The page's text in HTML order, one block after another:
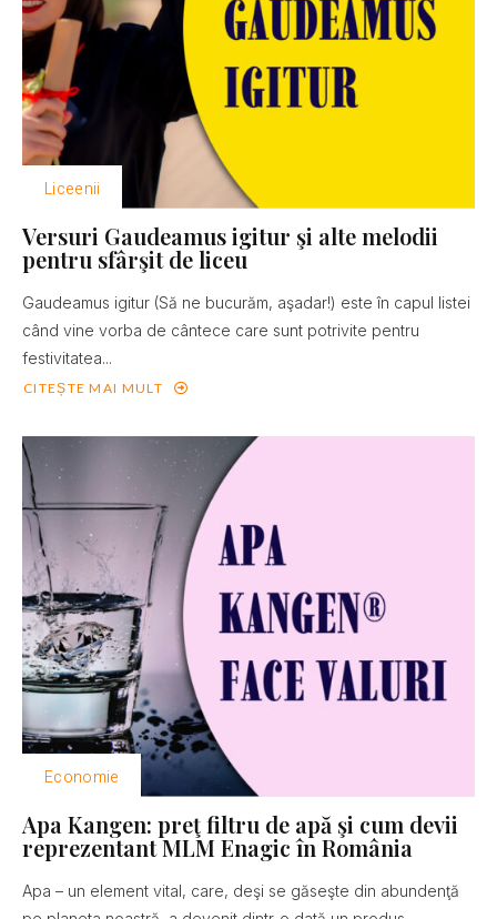
Liceenii
Versuri Gaudeamus igitur şi alte melodii
pentru sfârşit de liceu
Gaudeamus igitur (Să ne bucurăm, aşadar!) este în capul listei
când vine vorba de cântece care sunt potrivite pentru
festivitatea...
CITEȘTE MAI MULT
Economie
Apa Kangen: preţ filtru de apă şi cum devii
reprezentant MLM Enagic în România
Apa – un element vital, care, deşi se găseşte din abundenţă